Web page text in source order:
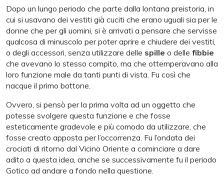
Dopo un lungo periodo che parte dalla lontana preistoria, in
cui si usavano dei vestiti già cuciti che erano uguali sia per le
donne che per gli uomini, si è arrivati a pensare che servisse
qualcosa di minuscolo per poter aprire e chiudere dei vestiti,
o degli accessori, senza utilizzare delle spille o delle fibbie
che avevano lo stesso compito, ma che ottemperavano alla
loro funzione male da tanti punti di vista. Fu così che
nacque il primo bottone.
Ovvero, si pensò per la prima volta ad un oggetto che
potesse svolgere questa funzione e che fosse
esteticamente gradevole e più comodo da utilizzare, che
fosse creato apposta per l’occorrenza. Fu l’ondata dei
crociati di ritorno dal Vicino Oriente a cominciare a dare
adito a questa idea, anche se successivamente fu il periodo
Gotico ad andare a fondo nella questione.